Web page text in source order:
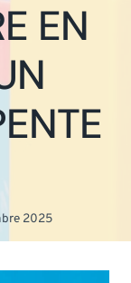
EN
2025